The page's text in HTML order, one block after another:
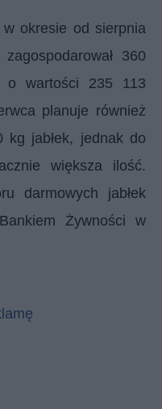
okresie od sierpnia
360
wartości 235 113
planuje również
kg jabłek, jednak do
większa ilość.
darmowych jabłek
Żywności w